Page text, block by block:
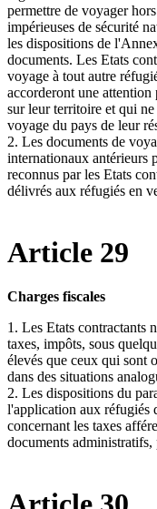
permettre de voyager
impérieuses de sécurité
les dispositions de
documents. Les Etats
voyage à tout autre
accorderont une
sur leur territoire et qui
voyage du pays de leur
2. Les documents de
internationaux antérieurs
reconnus par les Etats
délivrés aux réfugiés en
Article 29
Charges fiscales
1. Les Etats contractants
taxes, impôts, sous
élevés que ceux qui sont
dans des situations
2. Les dispositions du
l'application aux réfugiés
concernant les taxes
documents